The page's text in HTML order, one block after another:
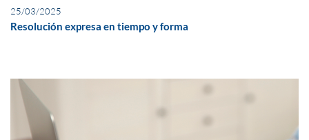
25/03/2025
Resolución expresa en tiempo y forma